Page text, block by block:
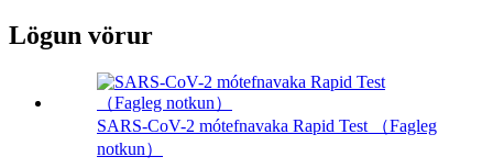
Lögun vörur
SARS-CoV-2 mótefnavaka Rapid Test （Fagleg
notkun）